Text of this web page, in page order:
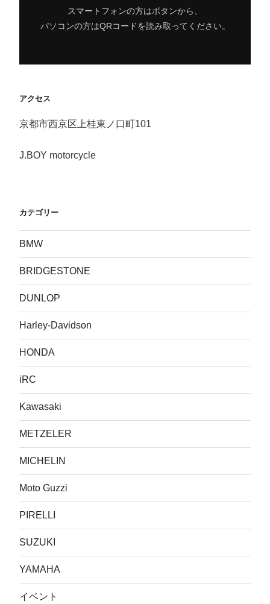
スマートフォンの方はボタンから、
パソコンの方はQRコードを読み取ってください。
アクセス
京都市西京区上桂東ノ口町101
J.BOY motorcycle
カテゴリー
BMW
BRIDGESTONE
DUNLOP
Harley-Davidson
HONDA
iRC
Kawasaki
METZELER
MICHELIN
Moto Guzzi
PIRELLI
SUZUKI
YAMAHA
イベント